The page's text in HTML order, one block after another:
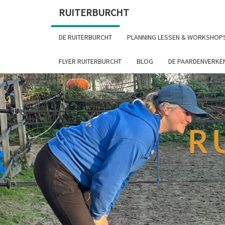
RUITERBURCHT
DE RUITERBURCHT PLANNING LESSEN &
FLYER RUITERBURCHT BLOG DE